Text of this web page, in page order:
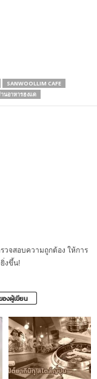
SANWOOLLIM CAFE
นอาหารฮงแด
วจสอบความถูกต้อง ให้การ
งขึ้น!
งผู้เขียน